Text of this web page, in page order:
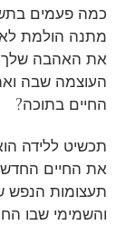
כמה פעמים
מתנה הולמת
את האהבה
העוצמה שבה
החיים בתוכה?
תכשיט ללידה
את החיים
תעצומות הנפש
והשמימי שבו